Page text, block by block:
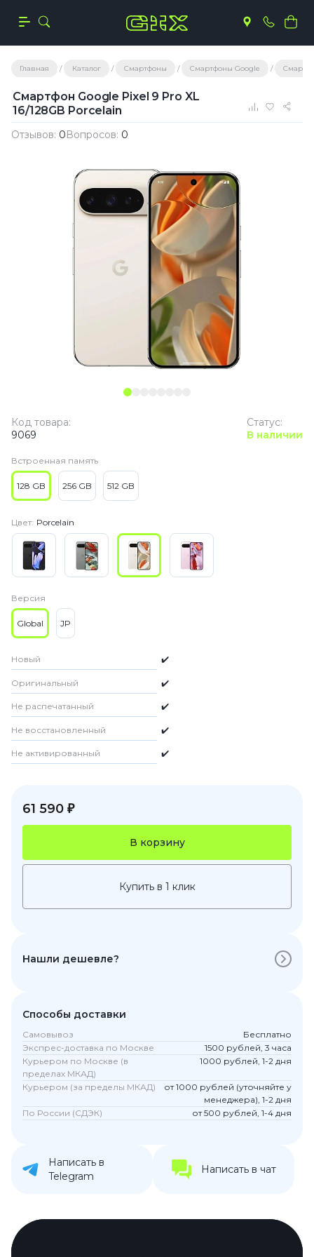
Главная Каталог Смартфоны Смартфоны Google
Смартфон Google Pixel 9 Pro XL
16/128GB Porcelain
Отзывов: 0Вопросов: 0
Статус:
В наличии
Код товара:
9069
Встроенная память
128 GB 256 GB 512 GB
Цвет: Porcelain
Версия
Global JP
Новый ✔️
Оригинальный ✔️
Не распечатанный ✔️
Не восстановленный ✔️
Не активированный ✔️
61 590 ₽
В корзину
Купить в 1 клик
Нашли дешевле?
Способы доставки
Самовывоз
Бесплатно
Экспрес-доставка по Москве
1500 рублей, 3 часа
Курьером по Москве (в
пределах МКАД)
1000 рублей, 1-2 дня
Курьером (за пределы МКАД)
от 1000 рублей (уточняйте у
менеджера), 1-2 дня
По России (СДЭК)
от 500 рублей, 1-4 дня
Написать в
Telegram
Написать в чат